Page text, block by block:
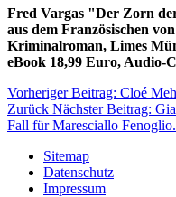
Fred Vargas "Der Zorn
aus dem Französischen
Kriminalroman, Limes
eBook 18,99 Euro, Audio-
Vorheriger Beitrag: Cloé
Zurück Nächster Beitrag:
Fall für Maresciallo
Sitemap
Datenschutz
Impressum